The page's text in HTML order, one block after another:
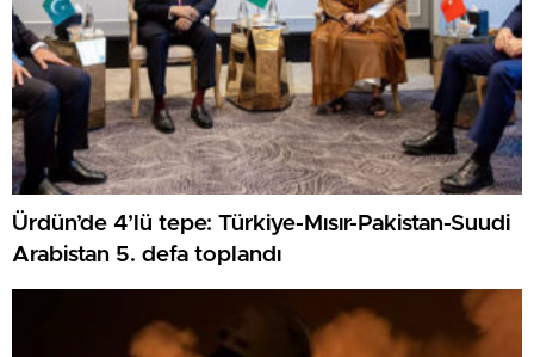
Ürdün’de 4’lü tepe: Türkiye-Mısır-Pakistan-Suudi
Arabistan 5. defa toplandı